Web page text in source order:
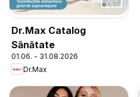
Dr.Max Catalog
Sănătate
01.06. - 31.08.2026
Dr.Max